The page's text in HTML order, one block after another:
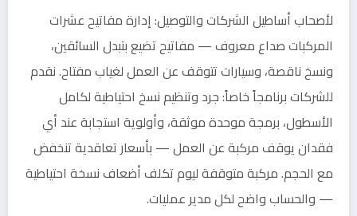
لأصحاب أساطيل الشركات والتوصيل: إدارة مفاتيح عشرات
المركبات صداع معروف — مفاتيح تضيع بتبدل السائقين،
ونسخ ناقصة، وسيارات تتوقف عن العمل لغياب مفتاح. نقدم
للشركات برنامجاً خاصاً: جرد وتنظيم نسخ احتياطية لكامل
الأسطول، برمجة موحدة موثقة، وأولوية استجابة عند أي
فقدان يوقف مركبة عن العمل — بأسعار تعاقدية تنخفض
مع الحجم. مركبة متوقفة ليوم تكلف أضعاف نسخة احتياطية
— والحساب واضح لكل مدير عمليات.